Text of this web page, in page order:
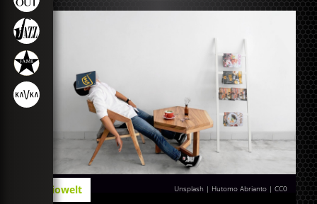
Unsplash | Hutomo Abrianto |CC0
Radiowelt